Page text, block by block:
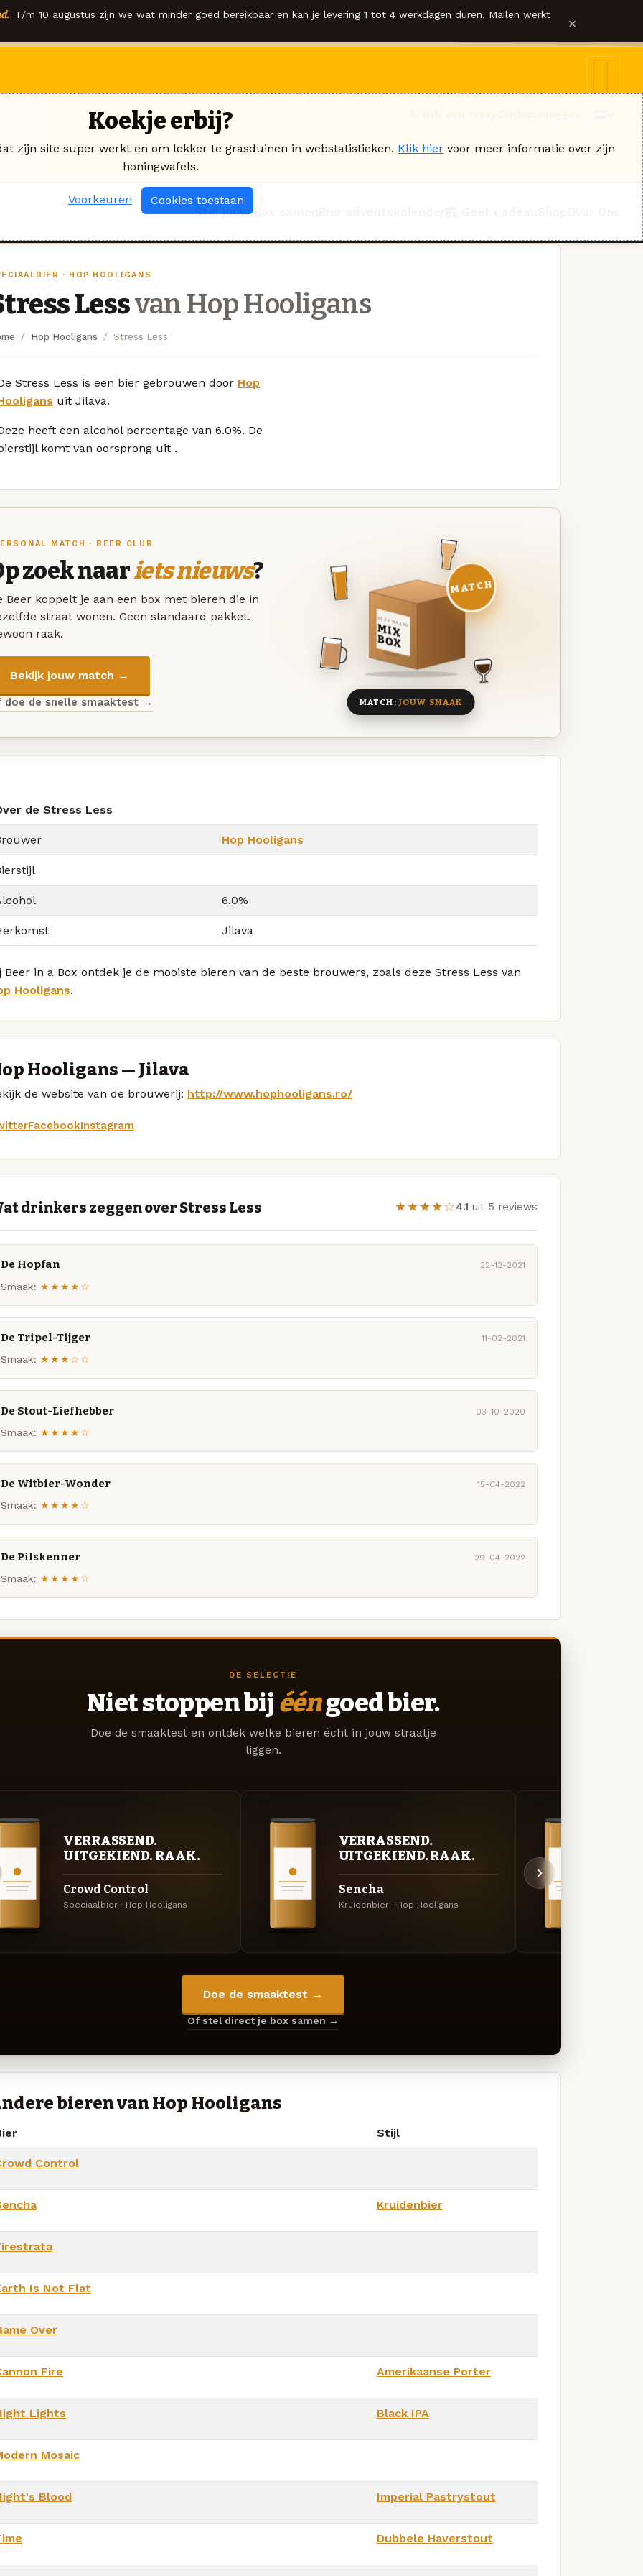
T/m 10 augustus zijn we wat minder goed bereikbaar en kan je levering 1 tot 4 werkdagen duren. Mailen werkt ×
Stel jouw box samen
· HOP HOOLIGANS
Lessvan Hop Hooligans
Hop Hooligans Stress Less
Stress Less is een bier gebrouwen door Hop
uit Jilava.
heeft een alcohol percentage van 6.0%. De
komt van oorsprong uit .
MATCH · BEER CLUB
zoek naariets nieuws?
Beer koppelt je aan een box met bieren die in
straat wonen. Geen standaard pakket.
raak.
Bekijk jouw match →
doe de snelle smaaktest →
DEZE MAAND
MIX
BOX
8 BIEREN
MATCH
MATCH: JOUW SMAAK
de Stress Less
Hop Hooligans
6.0%
Jilava
Beer in a Box ontdek je de mooiste bieren van de beste brouwers, zoals deze Stress Less van
Hooligans.
Hooligans — Jilava
de website van de brouwerij: http://www.hophooligans.ro/
FacebookInstagram
drinkers zeggen over Stress Less ★★★★☆4.1 uit 5 reviews
De Hopfan 22-12-2021
Smaak: ★★★★☆
De Tripel-Tijger 11-02-2021
Smaak: ★★★☆☆
De Stout-Liefhebber 03-10-2020
Smaak: ★★★★☆
De Witbier-Wonder 15-04-2022
Smaak: ★★★★☆
De Pilskenner 29-04-2022
Smaak: ★★★★☆
DE SELECTIE
Niet stoppen bij ééngoed bier.
Doe de smaaktest en ontdek welke bieren écht in jouw straatje
liggen.
VERRASSEND.
UITGEKIEND. RAAK.
Crowd Control
Speciaalbier · Hop Hooligans
VERRASSEND.
UITGEKIEND. RAAK.
Sencha
Kruidenbier · Hop Hooligans
Doe de smaaktest →
Of stel direct je box samen →
bieren van Hop Hooligans
Stijl
Control
Kruidenbier
Is Not Flat
Over
Fire Amerikaanse Porter
Lights Black IPA
Mosaic
Blood Imperial Pastrystout
Dubbele Haverstout
Koekje erbij?
zijn site super werkt en om lekker te grasduinen in webstatistieken. Klik hier voor meer informatie over zijn
honingwafels.
Voorkeuren Cookies toestaan